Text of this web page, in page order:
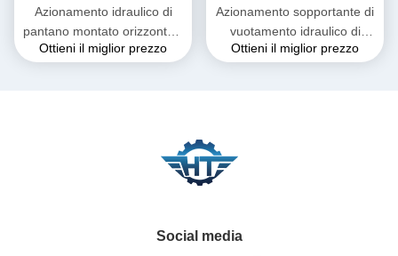
Azionamento idraulico di
pantano montato orizzontale
con la funzione di serratura
Ottieni il miglior prezzo
Azionamento sopportante di
vuotamento idraulico di
pollice SE9 con i servomotori
Ottieni il miglior prezzo
Social media